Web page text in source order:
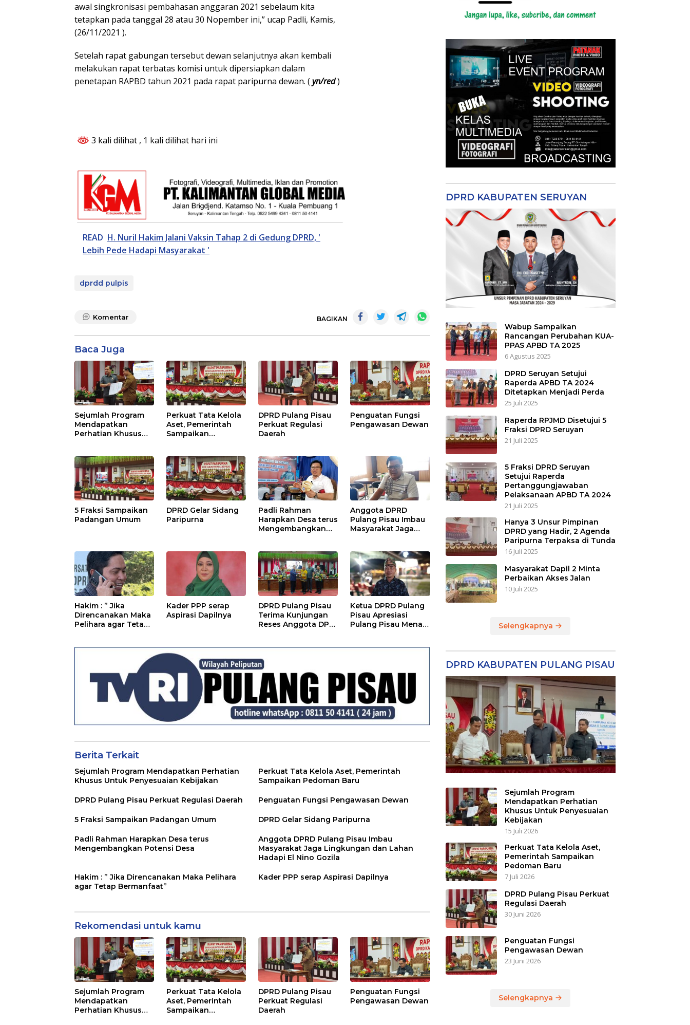
awal singkronisasi pembahasan anggaran 2021 sebelaum kita
tetapkan pada tanggal 28 atau 30 Nopember ini,” ucap Padli, Kamis,
(26/11/2021 ).
Setelah rapat gabungan tersebut dewan selanjutnya akan kembali
melakukan rapat terbatas komisi untuk dipersiapkan dalam
penetapan RAPBD tahun 2021 pada rapat paripurna dewan. (yn/red)
3 kali dilihat , 1 kali dilihat hari ini
READ H. Nuril Hakim Jalani Vaksin Tahap 2 di Gedung DPRD, '
Lebih Pede Hadapi Masyarakat '
dprdd pulpis
Komentar BAGIKAN
Baca Juga
Sejumlah Program
Mendapatkan
Perhatian Khusus
Perkuat Tata Kelola
Aset, Pemerintah
Sampaikan
DPRD Pulang Pisau
Perkuat Regulasi
Daerah
Penguatan Fungsi
Pengawasan Dewan
5 Fraksi Sampaikan
Padangan Umum
DPRD Gelar Sidang
Paripurna
Padli Rahman
Harapkan Desa terus
Mengembangkan
Anggota DPRD
Pulang Pisau Imbau
Masyarakat Jaga
Nino Gozila
Hakim : ” Jika
Direncanakan Maka
Pelihara agar Tetap
Kader PPP serap
Aspirasi Dapilnya
DPRD Pulang Pisau
Terima Kunjungan
Reses Anggota DPD
Ketua DPRD Pulang
Pisau Apresiasi
Pulang Pisau Menari
Berita Terkait
Sejumlah Program Mendapatkan Perhatian
Khusus Untuk Penyesuaian Kebijakan
Perkuat Tata Kelola Aset, Pemerintah
Sampaikan Pedoman Baru
DPRD Pulang Pisau Perkuat Regulasi Daerah Penguatan Fungsi Pengawasan Dewan
5 Fraksi Sampaikan Padangan Umum DPRD Gelar Sidang Paripurna
Padli Rahman Harapkan Desa terus
Mengembangkan Potensi Desa
Anggota DPRD Pulang Pisau Imbau
Masyarakat Jaga Lingkungan dan Lahan
Hadapi El Nino Gozila
Hakim : ” Jika Direncanakan Maka Pelihara
agar Tetap Bermanfaat”
Kader PPP serap Aspirasi Dapilnya
Rekomendasi untuk kamu
Sejumlah Program
Mendapatkan
Perhatian Khusus
Perkuat Tata Kelola
Aset, Pemerintah
Sampaikan
DPRD Pulang Pisau
Perkuat Regulasi
Daerah
Penguatan Fungsi
Pengawasan Dewan
DPRD KABUPATEN SERUYAN
Wabup Sampaikan
Rancangan Perubahan KUA-
PPAS APBD TA 2025
6 Agustus 2025
DPRD Seruyan Setujui
Raperda APBD TA 2024
Ditetapkan Menjadi Perda
25 Juli 2025
Raperda RPJMD Disetujui 5
Fraksi DPRD Seruyan
21 Juli 2025
5 Fraksi DPRD Seruyan
Setujui Raperda
Pertanggungjawaban
Pelaksanaan APBD TA 2024
21 Juli 2025
Hanya 3 Unsur Pimpinan
DPRD yang Hadir, 2 Agenda
Paripurna Terpaksa di Tunda
16 Juli 2025
Masyarakat Dapil 2 Minta
Perbaikan Akses Jalan
10 Juli 2025
Selengkapnya
DPRD KABUPATEN PULANG PISAU
Sejumlah Program
Mendapatkan Perhatian
Khusus Untuk Penyesuaian
Kebijakan
15 Juli 2026
Perkuat Tata Kelola Aset,
Pemerintah Sampaikan
Pedoman Baru
7 Juli 2026
DPRD Pulang Pisau Perkuat
Regulasi Daerah
30 Juni 2026
Penguatan Fungsi
Pengawasan Dewan
23 Juni 2026
Selengkapnya